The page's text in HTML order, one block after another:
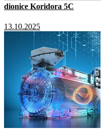
dionice Koridora 5C
13.10.2025